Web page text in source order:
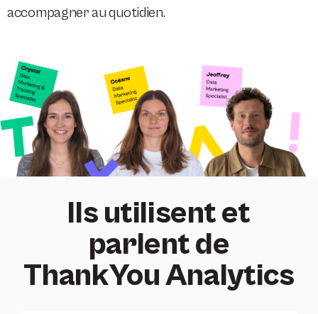
accompagner au quotidien.
Ils utilisent et
parlent de
ThankYou Analytics